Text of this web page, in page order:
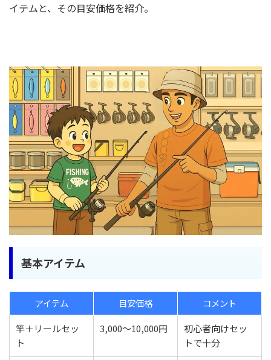
イテムと、その目安価格を紹介。
基本アイテム
アイテム 目安価格
コメント
竿＋リールセッ
ト
3,000〜10,000円
初心者向けセッ
トで十分